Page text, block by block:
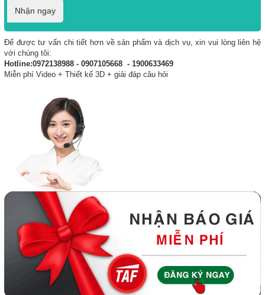
Nhận ngay
Để được tư vấn chi tiết hơn về sản phẩm và dịch vụ, xin vui lòng liên hệ
với chúng tôi:
Hotline:0972138988 - 0907105668 - 1900633469
Miễn phí Video + Thiết kế 3D + giải đáp câu hỏi